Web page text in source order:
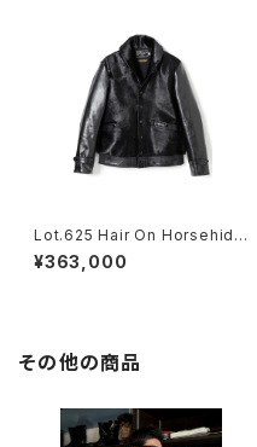
Lot.625 Hair On Horsehide
King Shawl Jacket -Black-
¥363,000
その他の商品